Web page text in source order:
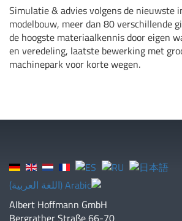
Simulatie & advies volgens de nieuwste
modelbouw, meer dan 80 verschillende
de hoogste materiaalkennis door eigen
en veredeling, laatste bewerking met
machinepark voor korte wegen.
Albert Hoffmann GmbH